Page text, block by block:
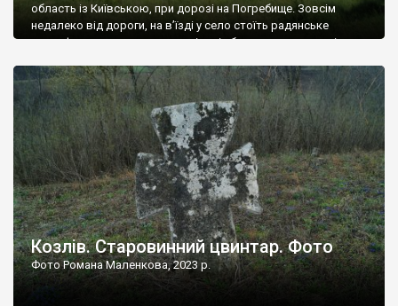
область із Київською, при дорозі на Погребище. Зовсім
недалеко від дороги, на в’їзді у село стоїть радянське
рельєфне пано, яке показує жінку і яблуню, а трохи далі, десь
не видно, але видно дві стареньких колії у траві – […]
Козлів. Старовинний цвинтар. Фото
Фото Романа Маленкова, 2023 р.